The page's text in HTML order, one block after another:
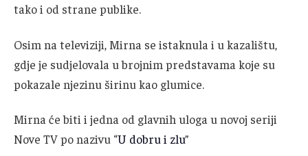
tako i od strane publike.
Osim na televiziji, Mirna se istaknula i u kazalištu,
gdje je sudjelovala u brojnim predstavama koje su
pokazale njezinu širinu kao glumice.
Mirna će biti i jedna od glavnih uloga u novoj seriji
Nove TV po nazivu “U dobru i zlu”